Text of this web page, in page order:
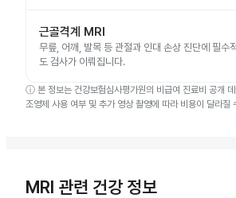
근골격계 MRI
무릎, 어깨, 발목 등 관절과 인대 손상 진단에 필수
도 검사가 이뤄집니다.
ⓘ 본 정보는 건강보험심사평가원의 비급여 진료비 공개
조영제 사용 여부 및 추가 영상 촬영에 따라 비용이 달라질
MRI 관련 건강 정보